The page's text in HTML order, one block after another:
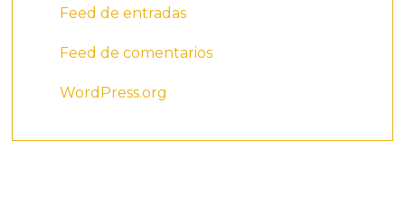
Feed de entradas
Feed de comentarios
WordPress.org